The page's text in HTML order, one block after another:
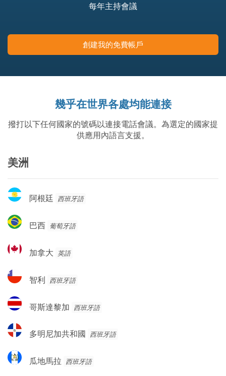
每年主持會議
創建我的免費帳戶
幾乎在世界各處均能連接
撥打以下任何國家的號碼以連接電話會議。為選定的國家提
供應用內語言支援。
美洲
阿
根
阿根廷 西班牙語
巴
西
巴西 葡萄牙語
加
拿
加拿大 英語
智
利
智利 西班牙語
哥
斯
黎
哥斯達黎加 西班牙語
多
明
加
多明尼加共和國 西班牙語
瓜
地
瓜地馬拉 西班牙語